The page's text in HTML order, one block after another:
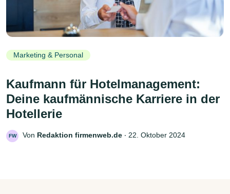
Marketing & Personal
Kaufmann für Hotelmanagement:
Deine kaufmännische Karriere in der
Hotellerie
FW Von Redaktion firmenweb.de ‧ 22. Oktober 2024